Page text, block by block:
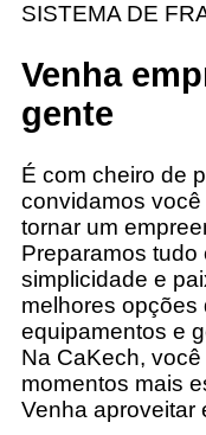
SISTEMA DE
Venha
gente
É com cheiro de
convidamos
tornar um
Preparamos tudo
simplicidade e
melhores opções
equipamentos e
Na CaKech,
momentos mais
Venha aproveitar